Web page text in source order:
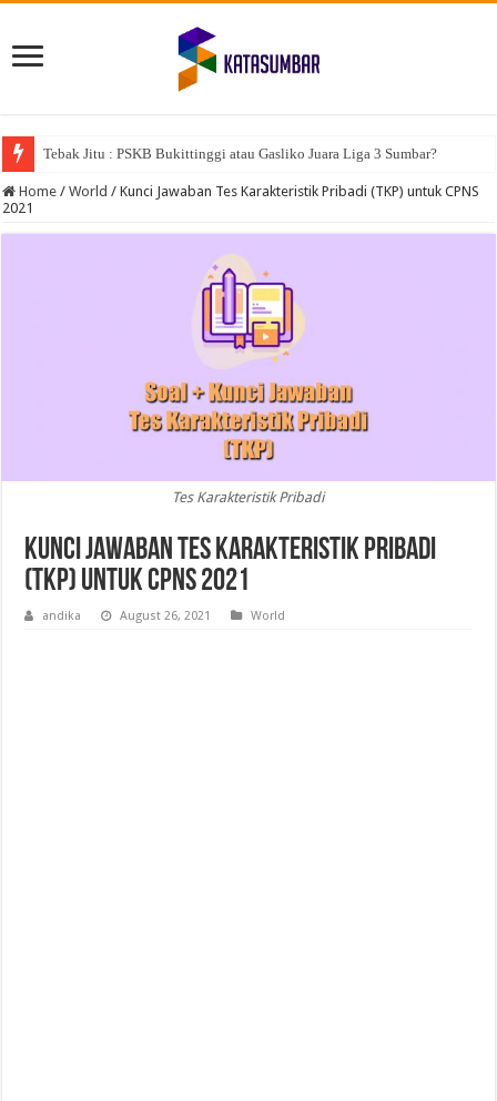
Tebak Jitu : PSKB Bukittinggi atau Gasliko Juara Liga 3 Sumbar?
Home / World / Kunci Jawaban Tes Karakteristik Pribadi (TKP) untuk CPNS
2021
Tes Karakteristik Pribadi
Kunci Jawaban Tes Karakteristik Pribadi
(TKP) untuk CPNS 2021
andika August 26, 2021 World